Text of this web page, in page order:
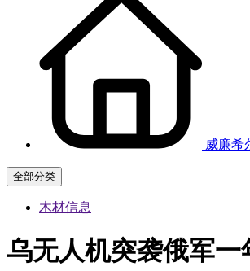
威廉希
全部分类
木材信息
乌无人机突袭俄军一